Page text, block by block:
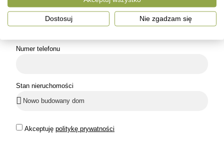
Email
Numer telefonu
Stan nieruchomości
Akceptuję politykę prywatności
Dostosuj Nie zgadzam się